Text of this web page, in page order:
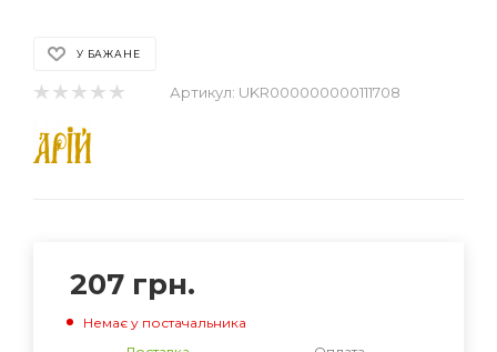
У БАЖАНЕ
Артикул: UKR000000000111708
207 грн.
Немає у постачальника